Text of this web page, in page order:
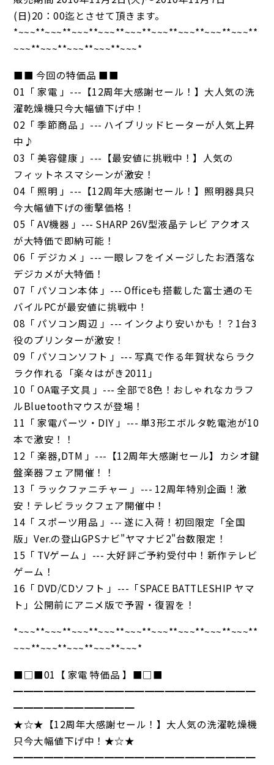
(日)20：00迄とさせて頂きます。
*~~~**~~~**~~~**~~~**~~~**~~~**~~~**~~~**~~~**
~~~**~~~**~~~**~~~**~~~*
■■ 今回の特価品 ■■
01「 家電 」---【12周年大感謝セール！】大人気の洗
濯乾燥機只今大幅値下げ中！
02「 季節商品 」--- ハイブリッドヒーターが人気上昇
中♪
03「 美容健康 」---【最安値に挑戦中！】人気の
フィットネスマシーンが激安！
04「 照明 」---【12周年大感謝セール！】照明器具只
今大幅値下げの衝撃価格！
05「 AV機器 」--- SHARP 26V型液晶テレビ アクオス
が大特価で即納可能！
06「 デジカメ 」--- 一眼レフをイメージしたお洒落な
デジカメが大特価！
07「 パソコン本体 」--- Officeも搭載した富士通のモ
バイルPCが最安値に挑戦中！
08「 パソコン周辺 」--- インクより安いかも！？1台3
役のプリンターが激安！
09「 パソコンソフト 」--- 写真で作る年賀状ならラク
ラク作れる「楽々はがき2011」
10「 OA電子文具 」--- 全部で8色！おしゃれなカラフ
ルBluetoothマウスが登場！
11「 家電パーツ・DIY 」--- 単3形エボルタ乾電池が10
本で激安！！
12「 楽器,DTM 」---【12周年大感謝セール】カシオ鍵
盤楽器フェア開催！！
13「 ラックファニチャー 」--- 12周年特別企画！激
安！テレビラックフェア開催中！
14「 スポーツ用品 」--- 遂に入荷！初回限定「全国
版」Ver.の登山GPSナビ"ヤマナビ2"台数限定！
15「 TVゲーム 」--- 大好評ご予約受付中！新作テレビ
ゲーム！
16「 DVD/CDソフト 」---「SPACE BATTLESHIP ヤマ
ト」公開前にアニメ版で予習・復習を！
*~~~**~~~**~~~**~~~**~~~**~~~**~~~**~~~**~~~**
~~~**~~~**~~~**~~~**~~~*
■□■01【 家電 特価品 】■□■
━━━━━━━━━━━━━━━━━━━━━━━━
━━━━━━━━━━━━
★☆★【12周年大感謝セール！】大人気の洗濯乾燥機
只今大幅値下げ中！★☆★
━━━━━━━━━━━━━━━━━━━━━━━━